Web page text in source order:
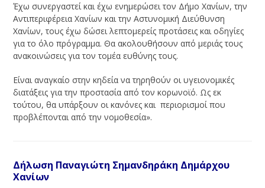
Έχω συνεργαστεί και έχω ενημερώσει τον Δήμο Χανίων, την
Αντιπεριφέρεια Χανίων και την Αστυνομική Διεύθυνση
Χανίων, τους έχω δώσει λεπτομερείς προτάσεις και οδηγίες
για το όλο πρόγραμμα. Θα ακολουθήσουν από μεριάς τους
ανακοινώσεις για τον τομέα ευθύνης τους.
Είναι αναγκαίο στην κηδεία να τηρηθούν οι υγειονομικές
διατάξεις για την προστασία από τον κορωνοϊό. Ως εκ
τούτου, θα υπάρξουν οι κανόνες και περιορισμοί που
προβλέπονται από την νομοθεσία».
Δήλωση Παναγιώτη Σημανδηράκη Δημάρχου
Χανίων